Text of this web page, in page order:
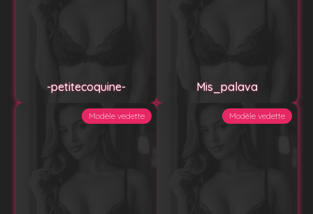
-petitecoquine- Mis_palava
Modèle vedette Modèle vedette